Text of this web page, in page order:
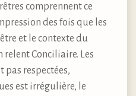
comprennent ce
des fois que les
et le contexte du
relent Conciliaire. Les
pas respectées,
est irrégulière, le